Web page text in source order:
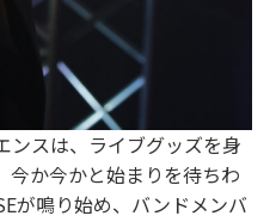
ンスは、ライブグッズを身
今か今かと始まりを待ちわ
が鳴り始め、バンドメンバ